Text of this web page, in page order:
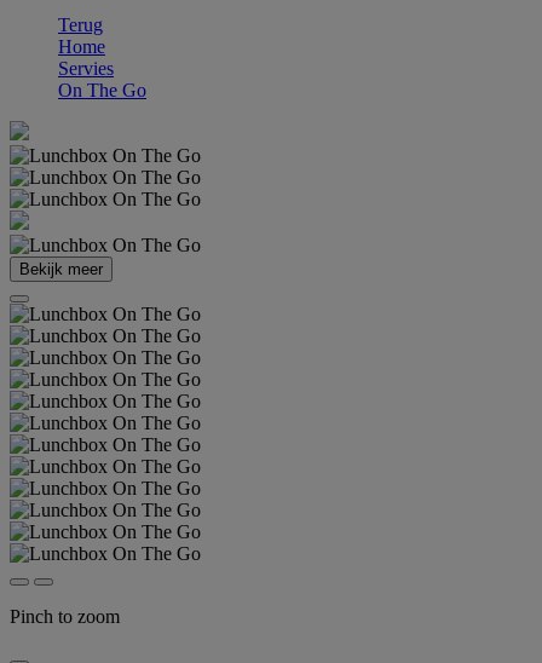
Terug
Home
Servies
On The Go
Bekijk meer
Pinch to zoom